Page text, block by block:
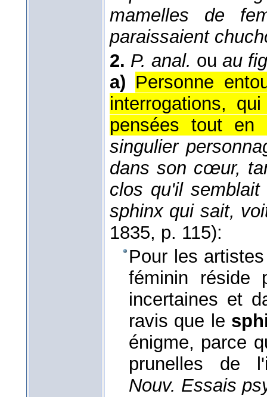
mamelles de
paraissaient
2. P. anal. ou au
a) Personne
interrogations,
pensées tout en
singulier
dans son cœur,
clos qu'il
sphinx qui sait,
1835, p. 115):
Pour les
féminin réside
incertaines et
ravis que le
énigme, parce
prunelles de
Nouv. Essais